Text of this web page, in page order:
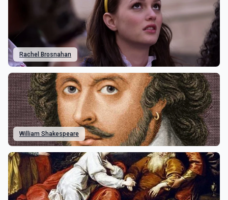
Rachel Brosnahan
William Shakespeare